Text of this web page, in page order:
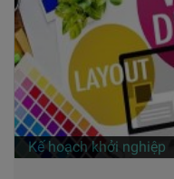
Kế hoạch khởi nghiệp